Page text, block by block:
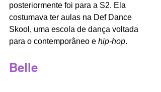
posteriormente foi para a S2. Ela
costumava ter aulas na Def Dance
Skool, uma escola de dança voltada
para o contemporâneo e hip-hop.
Belle